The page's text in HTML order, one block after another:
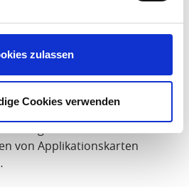
zulassen
Cookies verwenden
in NEXT Farming Pro
von Applikationskarten